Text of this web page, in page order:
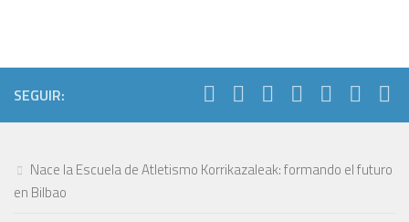
SEGUIR:
Nace la Escuela de Atletismo Korrikazaleak: formando el futuro
en Bilbao